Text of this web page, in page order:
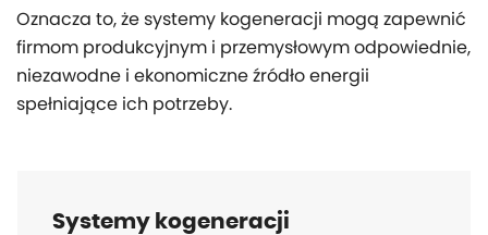
Oznacza to, że systemy kogeneracji mogą zapewnić
firmom produkcyjnym i przemysłowym odpowiednie,
niezawodne i ekonomiczne źródło energii
spełniające ich potrzeby.
Systemy kogeneracji